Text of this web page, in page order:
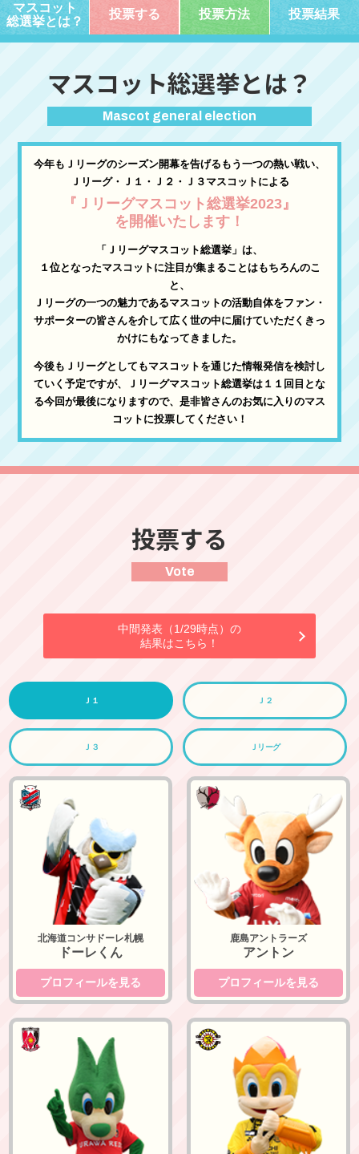
マスコット
総選挙とは？
投票する 投票方法 投票結果
マスコット総選挙とは？
Mascot general election
今年もＪリーグのシーズン開幕を告げるもう一つの熱い戦い、
Ｊリーグ・Ｊ１・Ｊ２・Ｊ３マスコットによる
『Ｊリーグマスコット総選挙2023』
を開催いたします！
「Ｊリーグマスコット総選挙」は、
１位となったマスコットに注目が集まることはもちろんのこ
と、
Ｊリーグの一つの魅力であるマスコットの活動自体をファン・
サポーターの皆さんを介して広く世の中に届けていただくきっ
かけにもなってきました。
今後もＪリーグとしてもマスコットを通じた情報発信を検討し
ていく予定ですが、
Ｊリーグマスコット総選挙は１１回目とな
る今回が最後になりますので、 是非皆さんのお気に入りのマス
コットに投票してください！
投票する
Vote
中間発表（1/29時点）の
結果はこちら！
Ｊ１ Ｊ２
Ｊ３ Ｊリーグ
北海道コンサドーレ札幌
ドーレくん
プロフィールを見る
鹿島アントラーズ
アントン
プロフィールを見る